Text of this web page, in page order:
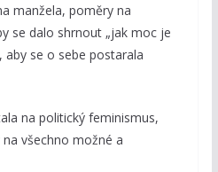
manžela, poměry na
se dalo shrnout „jak moc je
se o sebe postarala
na politický feminismus,
všechno možné a